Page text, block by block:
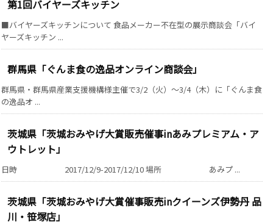
第1回バイヤーズキッチン
■バイヤーズキッチンについて 食品メーカー不在型の展示商談会「バイ
ヤーズキッチン ...
群馬県「ぐんま食の逸品オンライン商談会」
群馬県・群馬県産業支援機構様主催で3/2（火）～3/4（木）に「ぐんま食
の逸品オ ...
茨城県「茨城おみやげ大賞販売催事inあみプレミアム・ア
ウトレット」
日時 2017/12/9-2017/12/10 場所 あみプ ...
茨城県「茨城おみやげ大賞催事販売inクイーンズ伊勢丹 品
川・笹塚店」